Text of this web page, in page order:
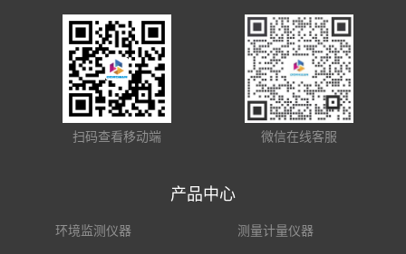
扫码查看移动端 微信在线客服
产品中心
环境监测仪器 测量计量仪器